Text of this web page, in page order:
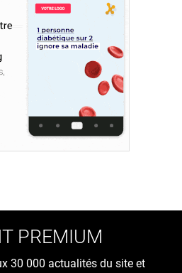
PREMIUM
30 000 actualités du site et